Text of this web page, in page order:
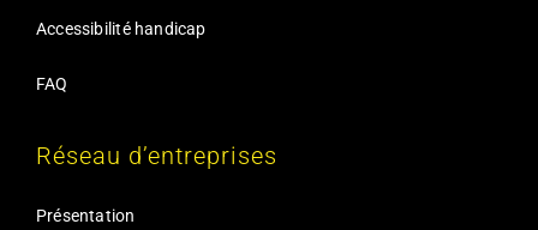
Accessibilité handicap
FAQ
Réseau d’entreprises
Présentation